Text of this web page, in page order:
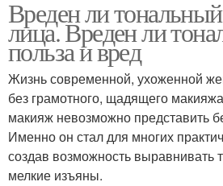
Вреден ли
лица. Вреден ли
польза и вред
Жизнь современной, ухоженной
без грамотного, щадящего
макияж невозможно представить
Именно он стал для многих
создав возможность выравнивать
мелкие изъяны.